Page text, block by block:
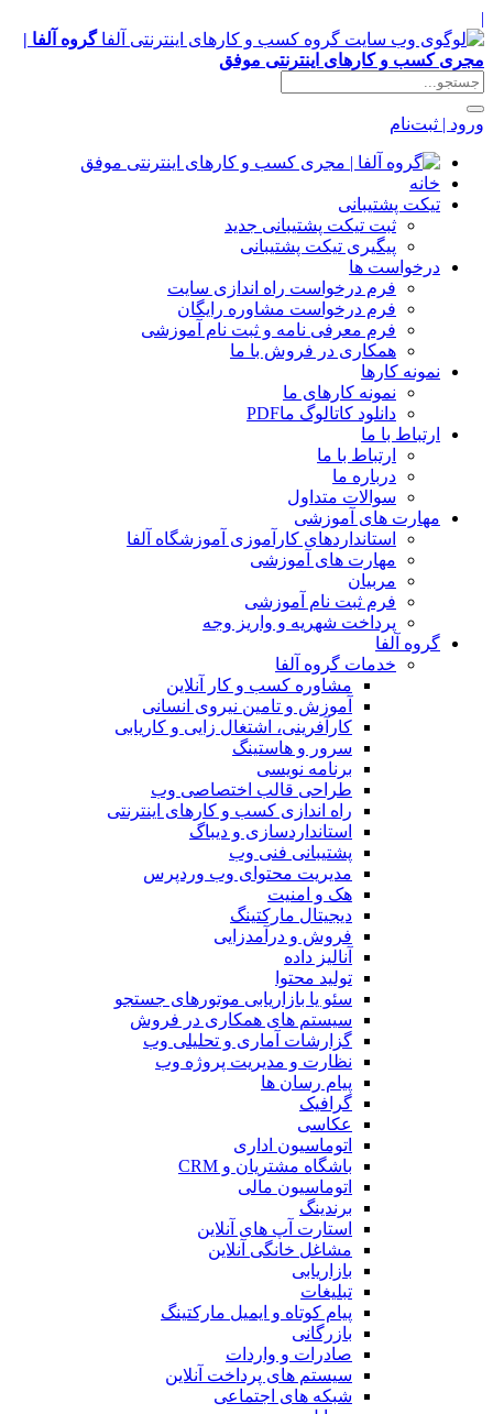
|
گروه آلفا |
مجری کسب و کارهای اینترنتی موفق
ورود | ثبت‌نام
خانه
تیکت پشتیبانی
ثبت تیکت پشتیبانی جدید
پیگیری تیکت پشتیبانی
درخواست ها
فرم درخواست راه اندازی سایت
فرم درخواست مشاوره رایگان
فرم معرفی نامه و ثبت نام آموزشی
همکاری در فروش با ما
نمونه کارها
نمونه کارهای ما
دانلود کاتالوگ ماPDF
ارتباط با ما
ارتباط با ما
درباره ما
سوالات متداول
مهارت های آموزشی
استانداردهای کارآموزی آموزشگاه آلفا
مهارت های آموزشی
مربیان
فرم ثبت نام آموزشی
پرداخت شهریه و واریز وجه
گروه آلفا
خدمات گروه آلفا
مشاوره کسب و کار آنلاین
آموزش و تامین نیروی انسانی
کارآفرینی، اشتغال زایی و کاریابی
سرور و هاستینگ
برنامه نویسی
طراحی قالب اختصاصی وب
راه اندازی کسب و کارهای اینترنتی
استانداردسازی و دیباگ
پشتیبانی فنی وب
مدیریت محتوای وب وردپرس
هک و امنیت
دیجیتال مارکتینگ
فروش و درآمدزایی
آنالیز داده
تولید محتوا
سئو یا بازاریابی موتورهای جستجو
سیستم های همکاری در فروش
گزارشات آماری و تحلیلی وب
نظارت و مدیریت پروژه وب
پیام رسان ها
گرافیک
عکاسی
اتوماسیون اداری
باشگاه مشتریان و CRM
اتوماسیون مالی
برندینگ
استارت آپ های آنلاین
مشاغل خانگی آنلاین
بازاریابی
تبلیغات
پیام کوتاه و ایمیل مارکتینگ
بازرگانی
صادرات و واردات
سیستم های پرداخت آنلاین
شبکه های اجتماعی